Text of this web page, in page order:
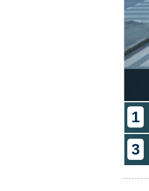
1
3